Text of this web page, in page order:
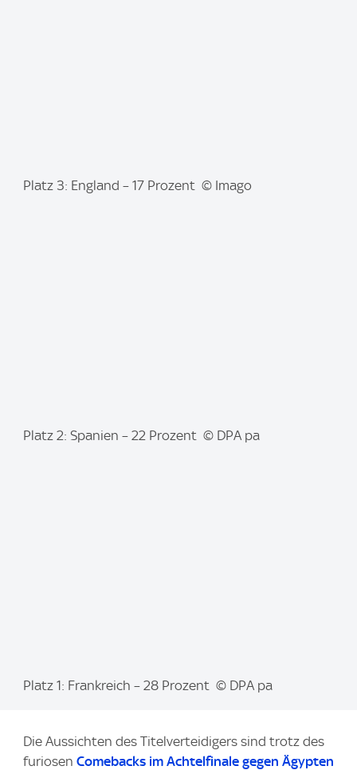
Platz 3: England – 17 Prozent © Imago
Platz 2: Spanien – 22 Prozent © DPA pa
Platz 1: Frankreich – 28 Prozent © DPA pa
Die Aussichten des Titelverteidigers sind trotz des
furiosen Comebacks im Achtelfinale gegen Ägypten